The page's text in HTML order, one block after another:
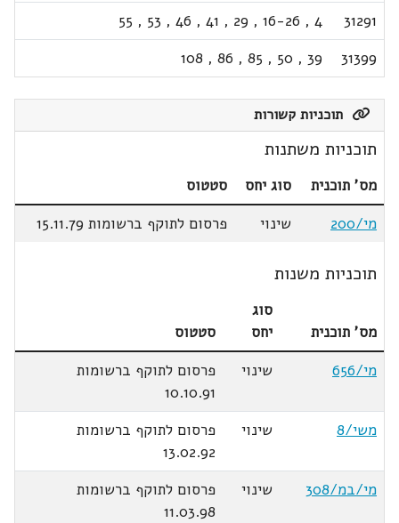
31291
4
,
16-26
,
29
,
41
,
46
,
53
,
55
31399
39
,
50
,
85
,
86
,
108
תוכניות קשורות
תוכניות משתנות
מס' תוכנית סוג יחס
סטטוס
מי/200
שינוי פרסום לתוקף ברשומות 15.11.79
תוכניות משנות
מס' תוכנית
סוג
יחס
סטטוס
מי/656
שינוי
פרסום לתוקף ברשומות
10.10.91
משי/8
שינוי
פרסום לתוקף ברשומות
13.02.92
מי/במ/308
שינוי
פרסום לתוקף ברשומות
11.03.98